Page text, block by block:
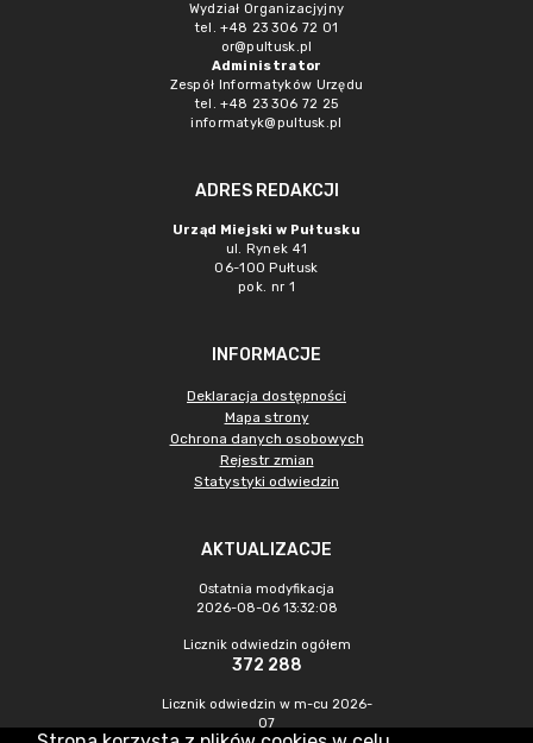
Wydział Organizacjyjny
tel. +48 23 306 72 01
or@pultusk.pl
Administrator
Zespół Informatyków Urzędu
tel. +48 23 306 72 25
informatyk@pultusk.pl
ADRES REDAKCJI
Urząd Miejski w Pułtusku
ul. Rynek 41
06-100 Pułtusk
pok. nr 1
INFORMACJE
Deklaracja dostępności
Mapa strony
Ochrona danych osobowych
Rejestr zmian
Statystyki odwiedzin
AKTUALIZACJE
Ostatnia modyfikacja
2026-08-06 13:32:08
Licznik odwiedzin ogółem
372 288
Licznik odwiedzin w m-cu 2026-
07